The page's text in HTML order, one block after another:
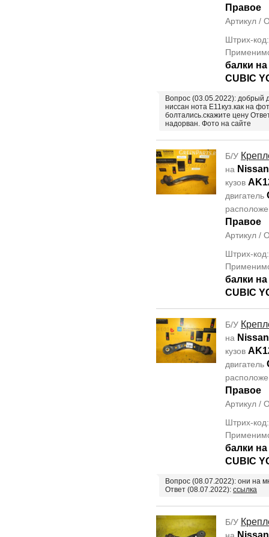
Правое
Артикул /
Штрих-
балки
CUBIC
Вопрос (03.05.2022): добрый
ниссан нота Е11куз.как на
болтались.скажите цену
надорван. Фото на сайте
Б/У
на
кузов
двигатель
Правое
Артикул /
Штрих-
балки
CUBIC
Б/У
на
кузов
двигатель
Правое
Артикул /
Штрих-
балки
CUBIC
Вопрос (08.07.2022): они на
Ответ (08.07.2022): ссылка
Б/У